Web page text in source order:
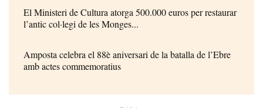
El Ministeri de Cultura atorga 500.000 euros per restaurar
l’antic col·legi de les Monges...
Amposta celebra el 88è aniversari de la batalla de l’Ebre
amb actes commemoratius